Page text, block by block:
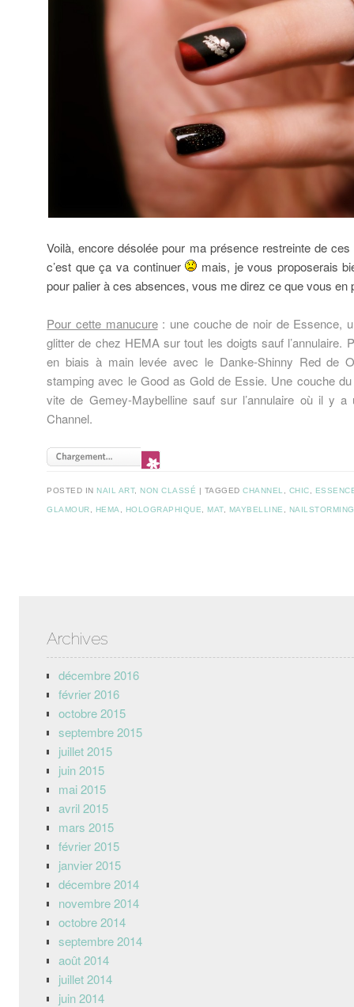
Voilà, encore désolée pour ma présence restreinte de
c’est que ça va continuer
mais, je vous proposerais
pour palier à ces absences, vous me direz ce que vous en
Pour cette manucure: une couche de noir de Essence,
glitter de chez HEMA sur tout les doigts sauf l’annulaire.
en biais à main levée avec le Danke-Shinny Red de
stamping avec le Good as Gold de Essie. Une couche
vite de Gemey-Maybelline sauf sur l’annulaire où il y
Channel.
POSTED IN NAIL ART, NON CLASSÉ TAGGEDCHANNEL CHIC
GLAMOUR HEMA HOLOGRAPHIQUE MAT, MAYBELLINE NAILSTORMING
Archives
décembre 2016
février 2016
octobre 2015
septembre 2015
juillet 2015
juin 2015
mai 2015
avril 2015
mars 2015
février 2015
janvier 2015
décembre 2014
novembre 2014
octobre 2014
septembre 2014
août 2014
juillet 2014
juin 2014